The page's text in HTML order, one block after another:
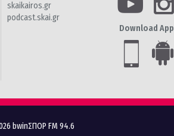
skaikairos.gr
podcast.skai.gr
Download App
bwinΣΠΟΡ FM 94.6